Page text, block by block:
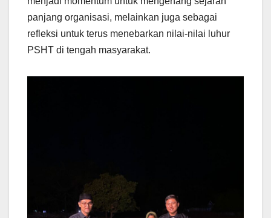
panjang organisasi, melainkan juga sebagai
refleksi untuk terus menebarkan nilai-nilai luhur
PSHT di tengah masyarakat.